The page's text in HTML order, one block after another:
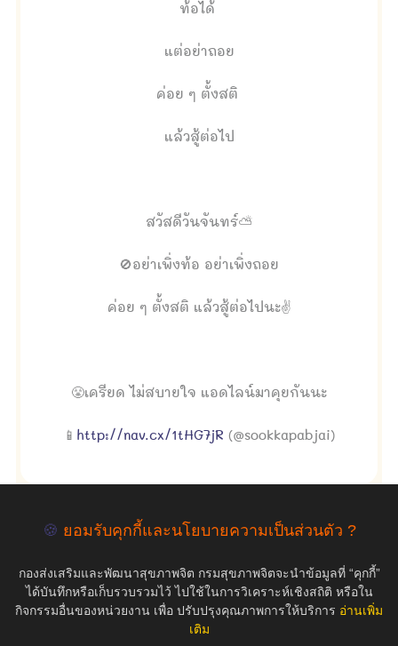
ท้อได้
แต่อย่าถอย
ค่อย ๆ ตั้งสติ
แล้วสู้ต่อไป
สวัสดีวันจันทร์⛅
🚫อย่าเพิ่งท้อ อย่าเพิ่งถอย
ค่อย ๆ ตั้งสติ แล้วสู้ต่อไปนะ✌
😤เครียด ไม่สบายใจ แอดไลน์มาคุยกันนะ
📱 http://nav.cx/1tHG7jR (@sookkapabjai)
empty
🍪 ยอมรับคุกกี้และนโยบายความเป็นส่วนตัว ?
กองส่งเสริมและพัฒนาสุขภาพจิต กรมสุขภาพจิตจะนำข้อมูลที่ “คุกกี้”
ได้บันทึกหรือเก็บรวบรวมไว้ ไปใช้ในการวิเคราะห์เชิงสถิติ หรือใน
กิจกรรมอื่นของหน่วยงาน เพื่อ ปรับปรุงคุณภาพการให้บริการ อ่านเพิ่ม
เติม